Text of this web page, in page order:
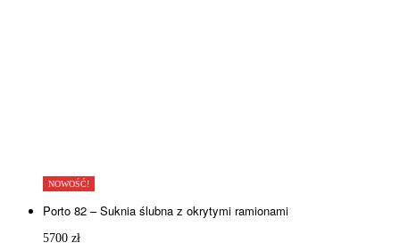
NOWOŚĆ!
Porto 82 – Suknia ślubna z okrytymi ramionami
5700 zł